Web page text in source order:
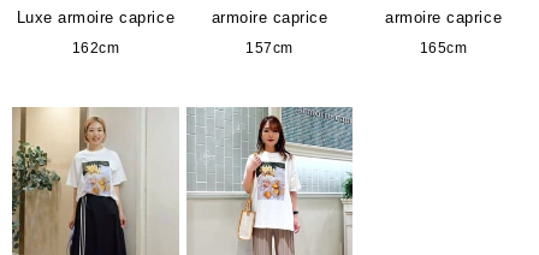
Luxe armoire caprice
162cm
armoire caprice
157cm
armoire caprice
165cm